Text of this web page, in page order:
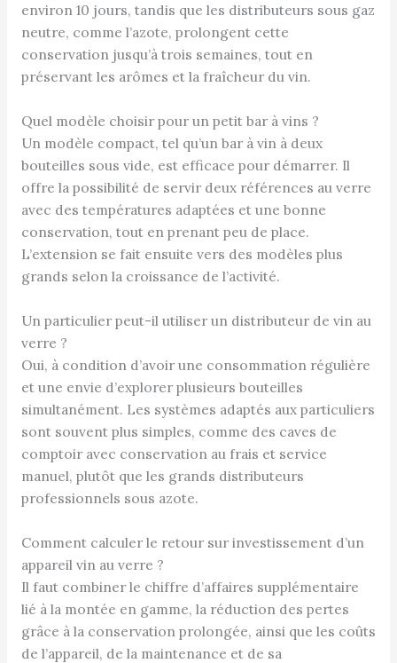
environ 10 jours, tandis que les distributeurs sous gaz
neutre, comme l’azote, prolongent cette
conservation jusqu’à trois semaines, tout en
préservant les arômes et la fraîcheur du vin.
Quel modèle choisir pour un petit bar à vins ?
Un modèle compact, tel qu’un bar à vin à deux
bouteilles sous vide, est efficace pour démarrer. Il
offre la possibilité de servir deux références au verre
avec des températures adaptées et une bonne
conservation, tout en prenant peu de place.
L’extension se fait ensuite vers des modèles plus
grands selon la croissance de l’activité.
Un particulier peut-il utiliser un distributeur de vin au
verre ?
Oui, à condition d’avoir une consommation régulière
et une envie d’explorer plusieurs bouteilles
simultanément. Les systèmes adaptés aux particuliers
sont souvent plus simples, comme des caves de
comptoir avec conservation au frais et service
manuel, plutôt que les grands distributeurs
professionnels sous azote.
Comment calculer le retour sur investissement d’un
appareil vin au verre ?
Il faut combiner le chiffre d’affaires supplémentaire
lié à la montée en gamme, la réduction des pertes
grâce à la conservation prolongée, ainsi que les coûts
de l’appareil, de la maintenance et de sa